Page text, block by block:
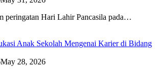
peringatan Hari Lahir Pancasila pada…
Anak Sekolah Mengenai Karier di Bidang
May 28, 2026